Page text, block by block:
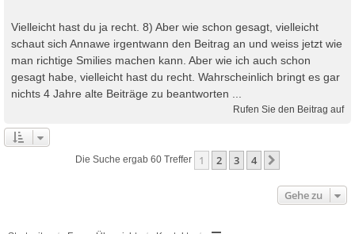
Vielleicht hast du ja recht. 8) Aber wie schon gesagt, vielleicht
schaut sich Annawe irgentwann den Beitrag an und weiss jetzt wie
man richtige Smilies machen kann. Aber wie ich auch schon
gesagt habe, vielleicht hast du recht. Wahrscheinlich bringt es gar
nichts 4 Jahre alte Beiträge zu beantworten ...
Rufen Sie den Beitrag auf
Die Suche ergab 60 Treffer 1 2 3 4
Gehe zu